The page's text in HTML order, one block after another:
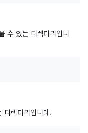
수 있는 디렉터리입니
디렉터리입니다.